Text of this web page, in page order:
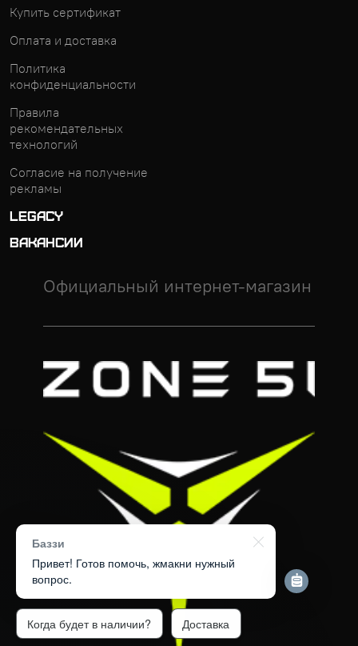
Официальный интернет-магазин
Купить сертификат
Оплата и доставка
Политика
конфиденциальности
Правила
рекомендательных
технологий
Согласие на получение
рекламы
LEGACY
ВАКАНСИИ
Баззи
Привет! Готов помочь, жмакни нужный
вопрос.
Когда будет в наличии? Доставка